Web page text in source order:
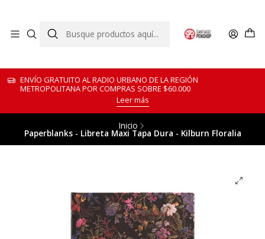
ENVÍO GRATUITO AL RADIO URBANO DE LA REGIÓN
METROPOLITANA POR COMPRAS SOBRE $60.000
Leer más
Inicio
Paperblanks - Libreta Maxi Tapa Dura - Kilburn Floralia